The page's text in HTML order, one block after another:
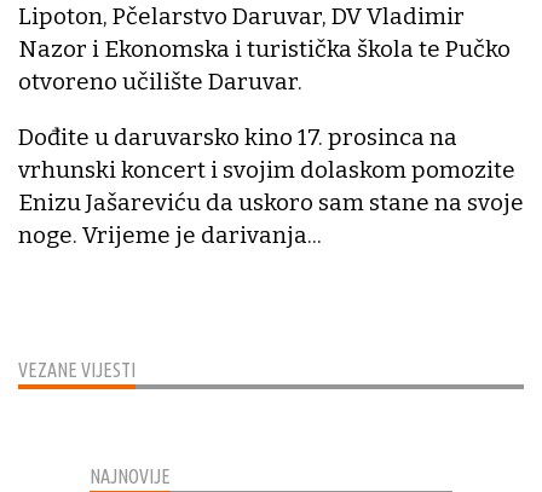
VEZANE VIJESTI
Lipoton, Pčelarstvo Daruvar, DV Vladimir
Nazor i Ekonomska i turistička škola te Pučko
otvoreno učilište Daruvar.
Dođite u daruvarsko kino 17. prosinca na
vrhunski koncert i svojim dolaskom pomozite
Enizu Jašareviću da uskoro sam stane na svoje
noge. Vrijeme je darivanja...
NAJNOVIJE